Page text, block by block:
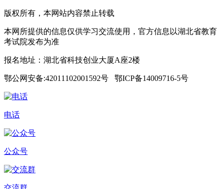
版权所有，本网站内容禁止转载
本网所提供的信息仅供学习交流使用，官方信息以湖北省教育
考试院发布为准
报名地址：湖北省科技创业大厦A座2楼
鄂公网安备:42011102001592号 鄂ICP备14009716-5号
电话
公众号